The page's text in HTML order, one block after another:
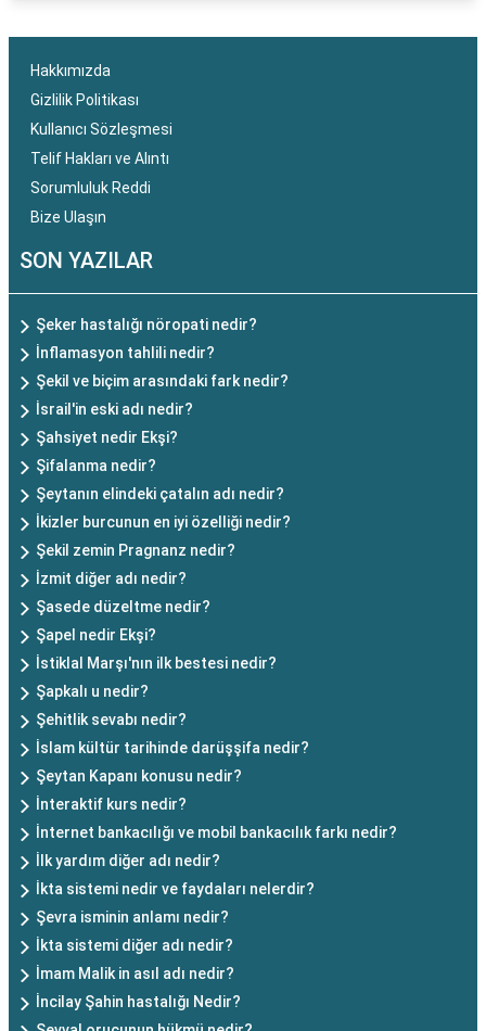
Hakkımızda
Gizlilik Politikası
Kullanıcı Sözleşmesi
Telif Hakları ve Alıntı
Sorumluluk Reddi
Bize Ulaşın
SON YAZILAR
Şeker hastalığı nöropati nedir?
İnflamasyon tahlili nedir?
Şekil ve biçim arasındaki fark nedir?
İsrail'in eski adı nedir?
Şahsiyet nedir Ekşi?
Şifalanma nedir?
Şeytanın elindeki çatalın adı nedir?
İkizler burcunun en iyi özelliği nedir?
Şekil zemin Pragnanz nedir?
İzmit diğer adı nedir?
Şasede düzeltme nedir?
Şapel nedir Ekşi?
İstiklal Marşı'nın ilk bestesi nedir?
Şapkalı u nedir?
Şehitlik sevabı nedir?
İslam kültür tarihinde darüşşifa nedir?
Şeytan Kapanı konusu nedir?
İnteraktif kurs nedir?
İnternet bankacılığı ve mobil bankacılık farkı nedir?
İlk yardım diğer adı nedir?
İkta sistemi nedir ve faydaları nelerdir?
Şevra isminin anlamı nedir?
İkta sistemi diğer adı nedir?
İmam Malik in asıl adı nedir?
İncilay Şahin hastalığı Nedir?